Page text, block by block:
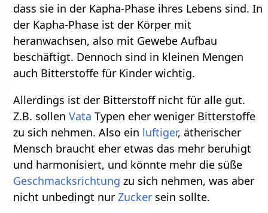
dass sie in der Kapha-Phase ihres Lebens sind. In
der Kapha-Phase ist der Körper mit
heranwachsen, also mit Gewebe Aufbau
beschäftigt. Dennoch sind in kleinen Mengen
auch Bitterstoffe für Kinder wichtig.
Allerdings ist der Bitterstoff nicht für alle gut.
Z.B. sollenVata Typen eher weniger Bitterstoffe
zu sich nehmen. Also ein luftiger, ätherischer
Mensch braucht eher etwas das mehr beruhigt
und harmonisiert, und könnte mehr die süße
Geschmacksrichtung zu sich nehmen, was aber
nicht unbedingt nurZucker sein sollte.